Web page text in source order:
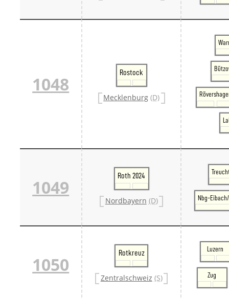
1048
Rostock
Mecklenburg (D)
1049
Roth 2024
Nordbayern (D) Nbg-
1050
Rotkreuz
Zentralschweiz (S)
Luzern
Zug